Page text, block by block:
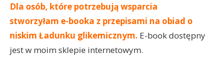
Dla osób, które potrzebują wsparcia
stworzyłam e-booka z przepisami na obiad o
niskim Ładunku glikemicznym. E-book dostępny
jest w moim sklepie internetowym.